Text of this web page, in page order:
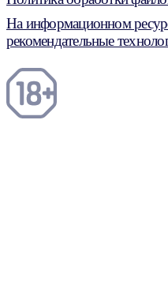
На информационном
рекомендательные